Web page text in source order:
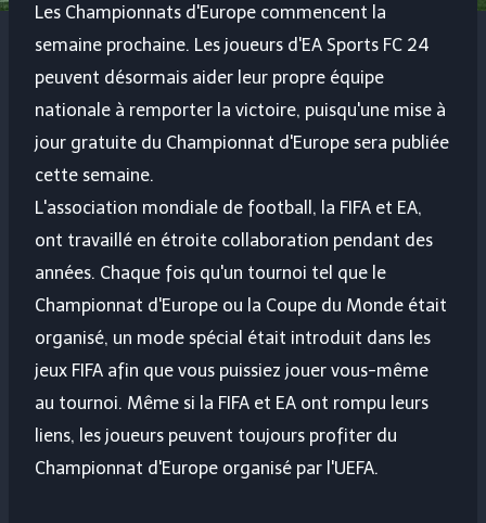
Les Championnats d'Europe commencent la
semaine prochaine. Les joueurs d'EA Sports FC 24
peuvent désormais aider leur propre équipe
nationale à remporter la victoire, puisqu'une mise à
jour gratuite du Championnat d'Europe sera publiée
cette semaine.
L'association mondiale de football, la FIFA et EA,
ont travaillé en étroite collaboration pendant des
années. Chaque fois qu'un tournoi tel que le
Championnat d'Europe ou la Coupe du Monde était
organisé, un mode spécial était introduit dans les
jeux FIFA afin que vous puissiez jouer vous-même
au tournoi. Même si la FIFA et EA ont rompu leurs
liens, les joueurs peuvent toujours profiter du
Championnat d'Europe organisé par l'UEFA.